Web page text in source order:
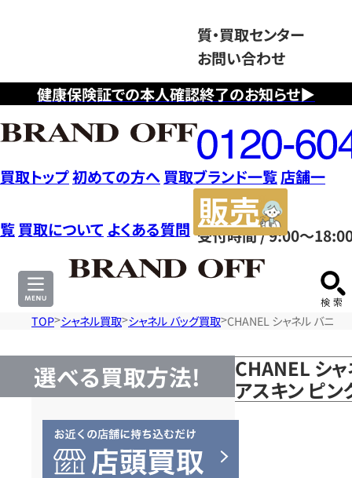
健康保険証での本人確認終了のお知らせ▶
質・買取センター
お問い合わせ
フ
リ
ー
ダ
イ
ヤ
ル
0120604117
受付時間 / 9:00～
買取トップ初めての方へ 買取ブランド一覧店舗一
覧 買取について よくある質問
サ
TOP シャネル買取 シャネル バッグ買取 CHANEL シャネル バニテ
選べる買取方法!
CHANEL シ
アスキン ピ